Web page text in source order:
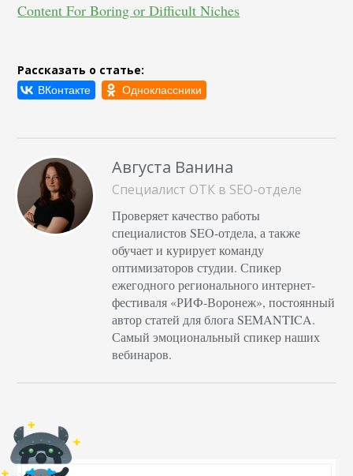
Content For Boring or Difficult Niches
Рассказать о статье:
Августа Ванина
Специалист ОТК в SEO-отделе
Проверяет качество работы
специалистов SEO-отдела, а также
обучает и курирует команду
оптимизаторов студии. Спикер
ежегодного регионального интернет-
фестиваля «РИФ-Воронеж», постоянный
автор статей для блога SEMANTICA.
Самый эмоциональный спикер наших
вебинаров.